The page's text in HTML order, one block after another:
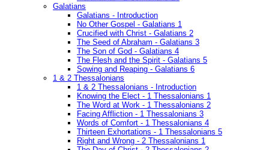
Galatians
Galatians - Introduction
No Other Gospel - Galatians 1
Crucified with Christ - Galatians 2
The Seed of Abraham - Galatians 3
The Son of God - Galatians 4
The Flesh and the Spirit - Galatians 5
Sowing and Reaping - Galatians 6
1 & 2 Thessalonians
1 & 2 Thessalonians - Introduction
Knowing the Elect - 1 Thessalonians 1
The Word at Work - 1 Thessalonians 2
Facing Affliction - 1 Thessalonians 3
Words of Comfort - 1 Thessalonians 4
Thirteen Exhortations - 1 Thessalonians 5
Right and Wrong - 2 Thessalonians 1